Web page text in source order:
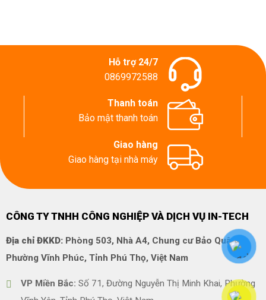
Hỗ trợ 24/7
0869972588
Thanh toán
Bảo mật thanh toán
Giao hàng
Giao hàng tại nhà máy
CÔNG TY TNHH CÔNG NGHIỆP VÀ DỊCH VỤ IN-TECH
Địa chỉ ĐKKD:Phòng 503, Nhà A4, Chung cư Bảo Quân,
Phường Vĩnh Phúc, Tỉnh Phú Thọ, Việt Nam
VP Miền Bắc: Số 71, Đường Nguyễn Thị Minh Khai, Phường